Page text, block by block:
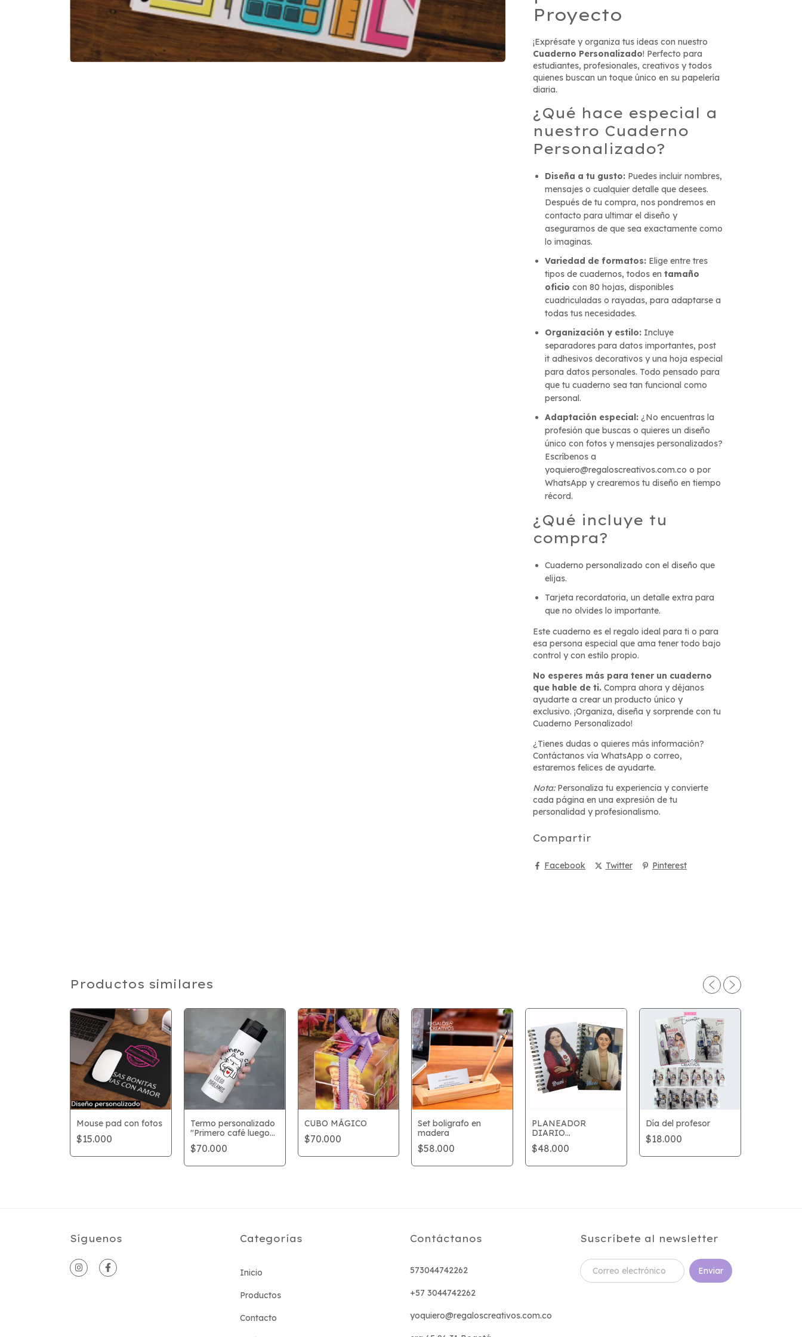
Proyecto
¡Exprésate y organiza tus ideas con nuestro
Cuaderno Personalizado! Perfecto para
estudiantes, profesionales, creativos y todos
quienes buscan un toque único en su papelería
diaria.
¿Qué hace especial a
nuestro Cuaderno
Personalizado?
Diseña a tu gusto: Puedes incluir nombres,
mensajes o cualquier detalle que desees.
Después de tu compra, nos pondremos en
contacto para ultimar el diseño y
asegurarnos de que sea exactamente como
lo imaginas.
Variedad de formatos: Elige entre tres
tipos de cuadernos, todos en tamaño
oficio con 80 hojas, disponibles
cuadriculadas o rayadas, para adaptarse a
todas tus necesidades.
Organización y estilo: Incluye
separadores para datos importantes, post
it adhesivos decorativos y una hoja especial
para datos personales. Todo pensado para
que tu cuaderno sea tan funcional como
personal.
Adaptación especial: ¿No encuentras la
profesión que buscas o quieres un diseño
único con fotos y mensajes personalizados?
Escríbenos a
yoquiero@regaloscreativos.com.co o por
WhatsApp y crearemos tu diseño en tiempo
récord.
¿Qué incluye tu
compra?
Cuaderno personalizado con el diseño que
elijas.
Tarjeta recordatoria, un detalle extra para
que no olvides lo importante.
Este cuaderno es el regalo ideal para ti o para
esa persona especial que ama tener todo bajo
control y con estilo propio.
No esperes más para tener un cuaderno
que hable de ti. Compra ahora y déjanos
ayudarte a crear un producto único y
exclusivo. ¡Organiza, diseña y sorprende con tu
Cuaderno Personalizado!
¿Tienes dudas o quieres más información?
Contáctanos vía WhatsApp o correo,
estaremos felices de ayudarte.
Nota:Personaliza tu experiencia y convierte
cada página en una expresión de tu
personalidad y profesionalismo.
Compartir
Facebook Twitter Pinterest
Productos similares
Mouse pad con fotos
$15.000
Termo personalizado
"Primero café luego
hablamos"
$70.000
CUBO MÁGICO
$70.000
Set boligrafo en
madera
$58.000
PLANEADOR
DIARIO
personalizado con
foto
$48.000
Día del profesor
$18.000
Síguenos Categorías
Inicio
Productos
Contacto
Contáctanos
573044742262
+57 3044742262
yoquiero@regaloscreativos.com.co
Suscríbete al newsletter